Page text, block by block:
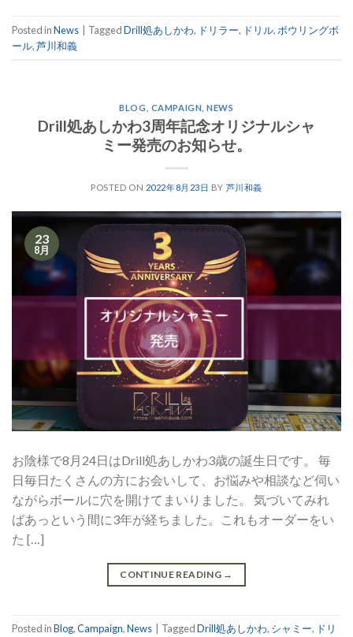
Posted inNews TaggedDrill処あしかわ, ドリラー, ドリル, ボウリングボ
ール,芦川和義
BLOG CAMPAIGN ,NEWS
Drill処あしかわ3周年記念オリジナルシャ
ミー発売のお知らせ。
POSTED ON 2022年8月23日 BY 芦川和義
23
8月
お陰様で8月24日はDrill処あしかわ3歳の誕生日です。 毎
日毎日たくさんの方にお会いして、お悩みや相談など伺い
ながらボールに穴を開けてまいりました。 気づいてみれ
ばあっという間に3年が経ちました。これもオーダーをい
た […]
CONTINUE READING →
Posted inBlog,Campaign,News TaggedDrill処あしかわ, シャミー, ドリ